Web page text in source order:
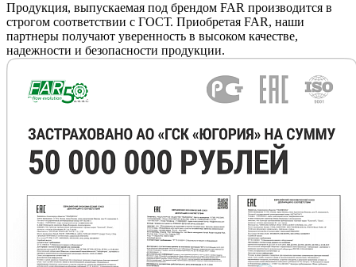
Продукция, выпускаемая под брендом FAR производится в
строгом соответствии с ГОСТ. Приобретая FAR, наши
партнеры получают уверенность в высоком качестве,
надежности и безопасности продукции.